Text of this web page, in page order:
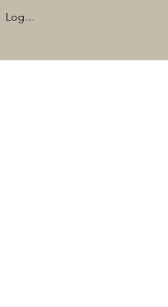
Logga in